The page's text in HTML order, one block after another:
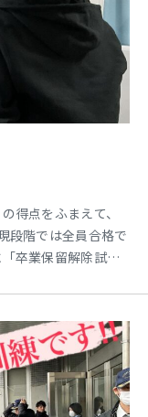
得点をふまえて、
段階では全員合格で
卒業保留解除試
家試験全員合格を目
学
学
学
学
学
学
学
学